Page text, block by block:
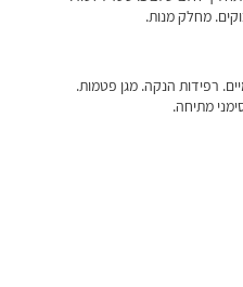
מחלק מנות.
רפידות הנקה. מגן פטמות.
מתיחה.